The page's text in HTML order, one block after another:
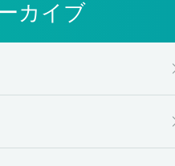
カイブ